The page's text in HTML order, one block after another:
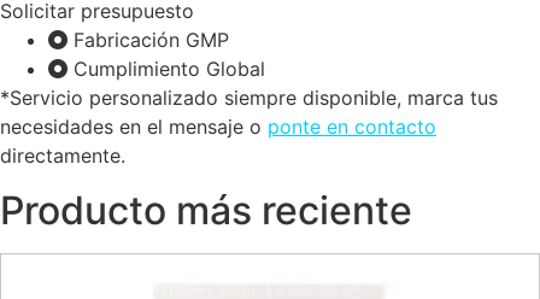
Solicitar presupuesto
Fabricación GMP
Cumplimiento Global
*Servicio personalizado siempre disponible, marca tus
necesidades en el mensaje o ponte en contacto
directamente.
Producto más reciente